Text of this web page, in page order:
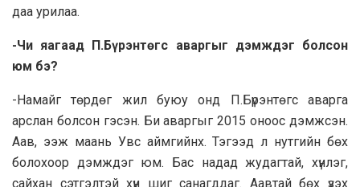
даа урилаа.
-Чи яагаад П.Бүрэнтөгс аваргыг дэмждэг болсон
юм бэ?
-Намайг төрдөг жил буюу онд П.Бүрэнтөгс аварга
арслан болсон гэсэн. Би аваргыг 2015 оноос дэмжсэн.
Аав, ээж маань Увс аймгийнх. Тэгээд л нутгийн бөх
болохоор дэмждэг юм. Бас надад жудагтай, хүнлэг,
сайхан сэтгэлтэй хүн шиг санагддаг. Аавтай бөх үзэх